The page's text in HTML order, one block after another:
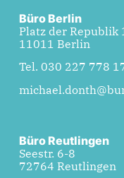
Büro Berlin
Platz der Republik
11011 Berlin
Tel. 030 227 778
Büro Reutlingen
Seestr. 6-8
72764 Reutlingen